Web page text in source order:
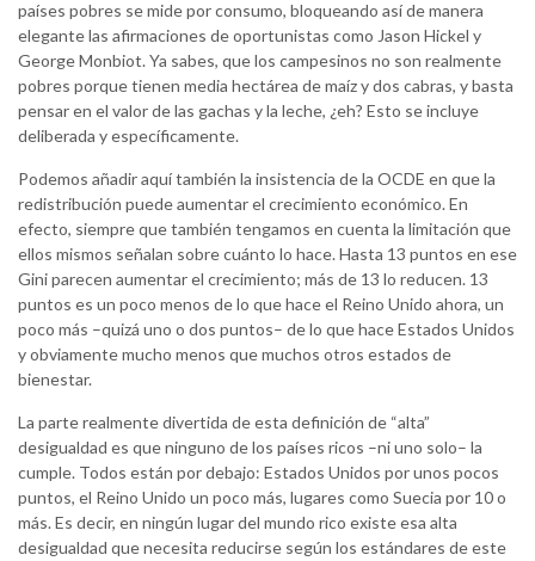
países pobres se mide por consumo, bloqueando así de manera
elegante las afirmaciones de oportunistas como Jason Hickel y
George Monbiot. Ya sabes, que los campesinos no son realmente
pobres porque tienen media hectárea de maíz y dos cabras, y basta
pensar en el valor de las gachas y la leche, ¿eh? Esto se incluye
deliberada y específicamente.
Podemos añadir aquí también la insistencia de la OCDE en que la
redistribución puede aumentar el crecimiento económico. En
efecto, siempre que también tengamos en cuenta la limitación que
ellos mismos señalan sobre cuánto lo hace. Hasta 13 puntos en ese
Gini parecen aumentar el crecimiento; más de 13 lo reducen. 13
puntos es un poco menos de lo que hace el Reino Unido ahora, un
poco más –quizá uno o dos puntos– de lo que hace Estados Unidos
y obviamente mucho menos que muchos otros estados de
bienestar.
La parte realmente divertida de esta definición de “alta”
desigualdad es que ninguno de los países ricos –ni uno solo– la
cumple. Todos están por debajo: Estados Unidos por unos pocos
puntos, el Reino Unido un poco más, lugares como Suecia por 10 o
más. Es decir, en ningún lugar del mundo rico existe esa alta
desigualdad que necesita reducirse según los estándares de este